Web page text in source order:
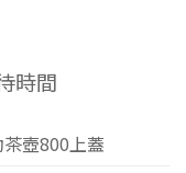
時間
壺800上蓋